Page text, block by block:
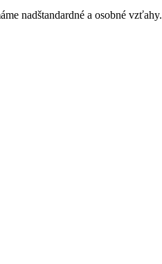
nadštandardné a osobné vzťahy.